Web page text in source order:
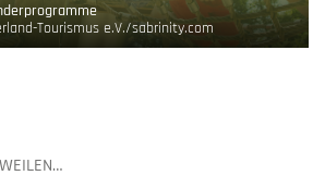
Tourismus e.V./sabrinity.com